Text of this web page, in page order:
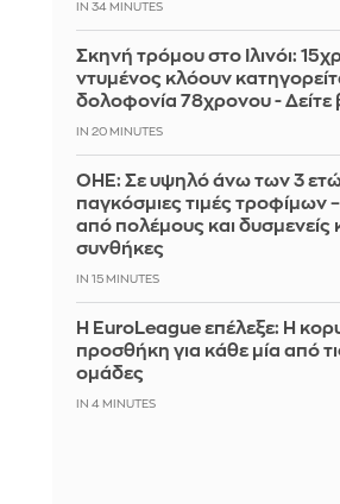
IN 34 MINUTES
Σκηνή τρόμου στο Ιλινόι:
ντυμένος κλόουν
δολοφονία 78χρονου - Δείτε
IN 20 MINUTES
ΟΗΕ: Σε υψηλό άνω των 3
παγκόσμιες τιμές τροφίμων –
από πολέμους και δυσμενείς
συνθήκες
IN 15 MINUTES
Η EuroLeague επέλεξε: Η
προσθήκη για κάθε μία από
ομάδες
IN 4 MINUTES